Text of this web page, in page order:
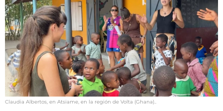
Claudia Albertos, en Atsiame, en la región de Volta (Ghana)..